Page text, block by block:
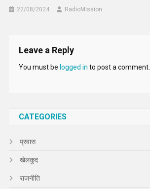
22/08/2024 RadioMission
Leave a Reply
You must be logged in to post a comment.
CATEGORIES
प्रवास
खेलकुद
राजनीति